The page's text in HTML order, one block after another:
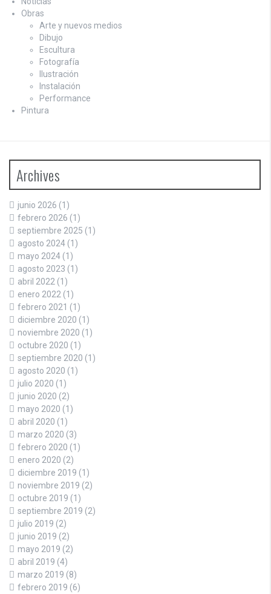
Obras
Arte y nuevos medios
Dibujo
Escultura
Fotografía
Ilustración
Instalación
Performance
Pintura
Archives
junio 2026 (1)
febrero 2026 (1)
septiembre 2025 (1)
agosto 2024 (1)
mayo 2024 (1)
agosto 2023 (1)
abril 2022 (1)
enero 2022 (1)
febrero 2021 (1)
diciembre 2020 (1)
noviembre 2020 (1)
octubre 2020 (1)
septiembre 2020 (1)
agosto 2020 (1)
julio 2020 (1)
junio 2020 (2)
mayo 2020 (1)
abril 2020 (1)
marzo 2020 (3)
febrero 2020 (1)
enero 2020 (2)
diciembre 2019 (1)
noviembre 2019 (2)
octubre 2019 (1)
septiembre 2019 (2)
julio 2019 (2)
junio 2019 (2)
mayo 2019 (2)
abril 2019 (4)
marzo 2019 (8)
febrero 2019 (6)